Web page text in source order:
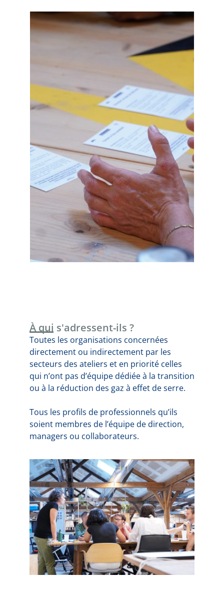
À qui s'adressent-ils ?
Toutes les organisations concernées
directement ou indirectement par les
secteurs des ateliers et en priorité celles
qui n’ont pas d’équipe dédiée à la transition
ou à la réduction des gaz à effet de serre.
Tous les profils de professionnels qu’ils
soient membres de l’équipe de direction,
managers ou collaborateurs.